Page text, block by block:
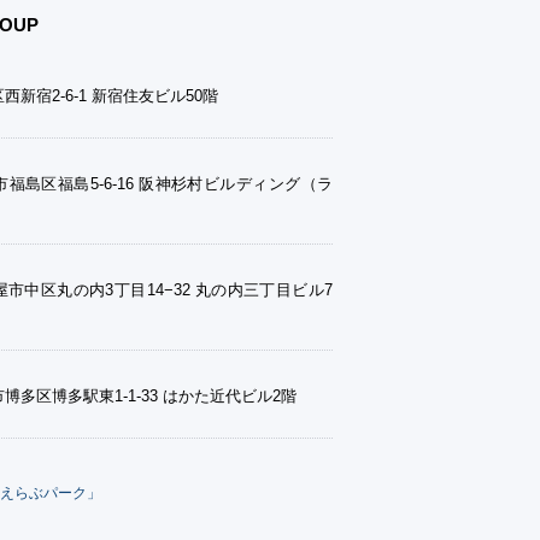
新宿2-6-1 新宿住友ビル50階
福島区福島5-6-16 阪神杉村ビルディング（ラ
市中区丸の内3丁目14−32 丸の内三丁目ビル7
多区博多駅東1-1-33 はかた近代ビル2階
らぶパーク」